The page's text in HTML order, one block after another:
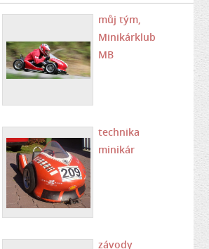
můj tým,
Minikárklub
MB
technika
minikár
závody